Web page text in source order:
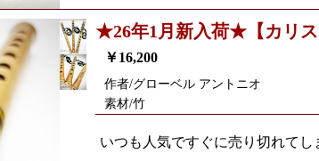
★26年1月新入荷★【カリ
￥16,200
作者/グローベル アントニオ
素材/竹
いつも人気ですぐに売り切れてし